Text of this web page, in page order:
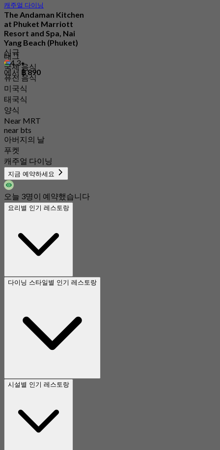
캐주얼 다이닝
The Andaman Kitchen
at Phuket Marriott
Resort and Spa, Nai
Yang Beach (Phuket)
신규
4.3
에서 ฿ 890
태그
국제 음식
퓨전 음식
미국식
태국식
양식
Near MRT
near bts
아버지의 날
푸켓
캐주얼 다이닝
지금 예약하세요
오늘 3명이 예약했습니다
요리별 인기 레스토랑
다이닝 스타일별 인기 레스토랑
시설별 인기 레스토랑